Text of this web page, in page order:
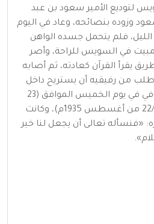
لتوديع الأمير سعود بن عبد
وزوده بنصائحه، وعاد في اليوم
فلم يتحمل جسده الواهن
في السويس للراحة، وأصر
يقرأ القرآن كعادته، ثم أصابه
وطلب من رفيقيه أن يستريح داخل
السيارة، ثم لم تلبث أن توفي في يوم الخميس الموافق (23
من جمادى الأولى 1354 هـ /22 من أغسطس 1935م)، وكانت
«فنسأله تعالى أن يجعل لنا خير